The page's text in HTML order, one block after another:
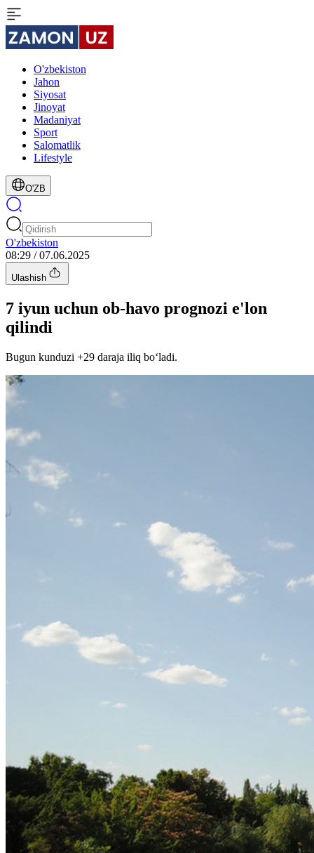
O'zbekiston
Jahon
Siyosat
Jinoyat
Madaniyat
Sport
Salomatlik
Lifestyle
O'ZB
O'zbekiston
08:29 / 07.06.2025
Ulashish
7 iyun uchun ob-havo prognozi e'lon
qilindi
Bugun kunduzi +29 daraja iliq bo‘ladi.